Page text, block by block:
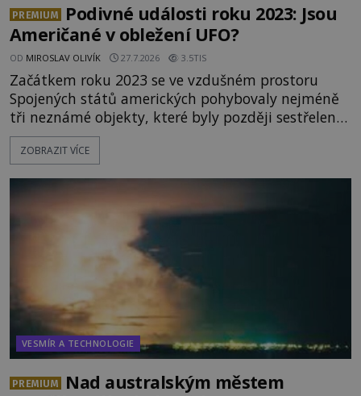
PREMIUM
Podivné události roku 2023: Jsou
Američané v obležení UFO?
OD MIROSLAV OLIVÍK 27.7.2026 3.5TIS
Začátkem roku 2023 se ve vzdušném prostoru
Spojených států amerických pohybovaly nejméně
tři neznámé objekty, které byly později sestřeleny.
Do dnešních dnů nebyly trosky těchto létajících
těles objeveny. Je možné, že šlo o nějaké nové
mimozemského původu? Dne 4. února roku 2023
vydává
ZOBRAZIT VÍCE
VESMÍR A TECHNOLOGIE
PREMIUM
Nad australským městem